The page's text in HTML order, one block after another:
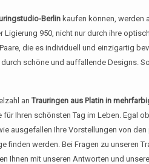
Berlin kaufen können, werden
Ligierung 950, nicht nur durch ihre
die es individuell und einzigartig
schöne und auffallende Designs.
anTrauringen aus Platin in
für Ihren schönsten Tag im Leben. Egal
ausgefallen Ihre Vorstellungen von
finden werden. Bei Fragen zu unseren
Ihnen mit unseren Antworten und